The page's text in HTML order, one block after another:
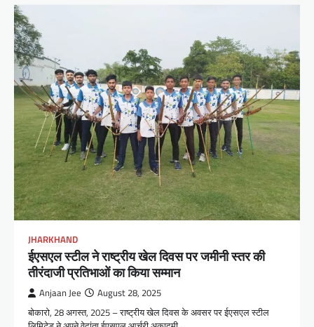
JHARKHAND
ईएसएल स्टील ने राष्ट्रीय खेल दिवस पर जमीनी स्तर की
तीरंदाजी प्रतिभाओं का किया सम्मान
Anjaan Jee August 28, 2025
बोकारो, 28 अगस्त, 2025 – राष्ट्रीय खेल दिवस के अवसर पर ईएसएल स्टील